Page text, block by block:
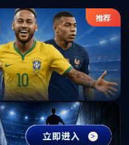
国)中文官网